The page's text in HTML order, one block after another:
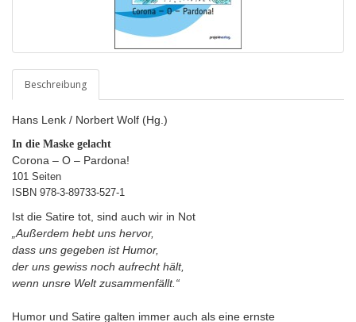
Beschreibung
Hans Lenk / Norbert Wolf (Hg.)
In die Maske gelacht
Corona – O – Pardona!
101 Seiten
ISBN 978-3-89733-527-1
Ist die Satire tot, sind auch wir in Not
„Außerdem hebt uns hervor,
dass uns gegeben ist Humor,
der uns gewiss noch aufrecht hält,
wenn unsre Welt zusammenfällt.“
Humor und Satire galten immer auch als eine ernste